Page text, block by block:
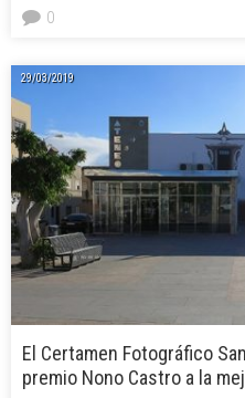
0
29/03/2019
El Certamen Fotográfico
premio Nono Castro a la